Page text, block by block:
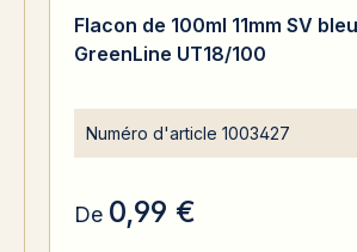
Flacon de 100ml 11mm SV
GreenLine UT18/100
Numéro d'article 1003427
De 0,99 €